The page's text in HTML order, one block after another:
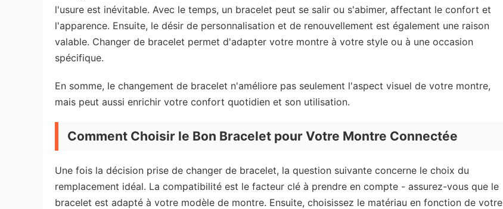
l'usure est inévitable. Avec le temps, un bracelet peut se salir ou s'abimer, affectant le confort et
l'apparence. Ensuite, le désir de personnalisation et de renouvellement est également une raison
valable. Changer de bracelet permet d'adapter votre montre à votre style ou à une occasion
spécifique.
En somme, le changement de bracelet n'améliore pas seulement l'aspect visuel de votre montre,
mais peut aussi enrichir votre confort quotidien et son utilisation.
Comment Choisir le Bon Bracelet pour Votre Montre Connectée
Une fois la décision prise de changer de bracelet, la question suivante concerne le choix du
remplacement idéal. La compatibilité est le facteur clé à prendre en compte - assurez-vous que le
bracelet est adapté à votre modèle de montre. Ensuite, choisissez le matériau en fonction de votre